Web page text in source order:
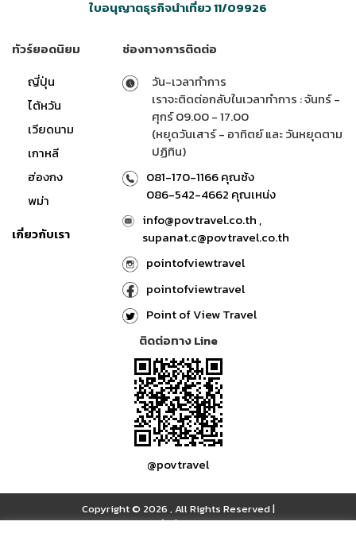
ใบอนุญาตธุรกิจนำเที่ยว 11/09926
ทัวร์ยอดนิยม
ญี่ปุ่น
ไต้หวัน
เวียดนาม
เกาหลี
ฮ่องกง
พม่า
เกี่ยวกับเรา
ช่องทางการติดต่อ
วัน-เวลาทำการ
เราจะติดต่อกลับในเวลาทำการ : จันทร์ -
ศุกร์ 09.00 - 17.00
(หยุดวันเสาร์ - อาทิตย์ และ วันหยุดตาม
ปฏิทิน)
081-170-1166 คุณซ้ง
086-542-4662 คุณเหน่ง
info@povtravel.co.th ,
supanat.c@povtravel.co.th
pointofviewtravel
pointofviewtravel
Point of View Travel
ติดต่อทาง Line
@povtravel
Copyright © 2026 , All Rights Reserved|
เข้าสู่ระบบ